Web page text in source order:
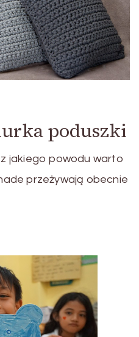
poduszki
jakiego powodu warto
przeżywają obecnie